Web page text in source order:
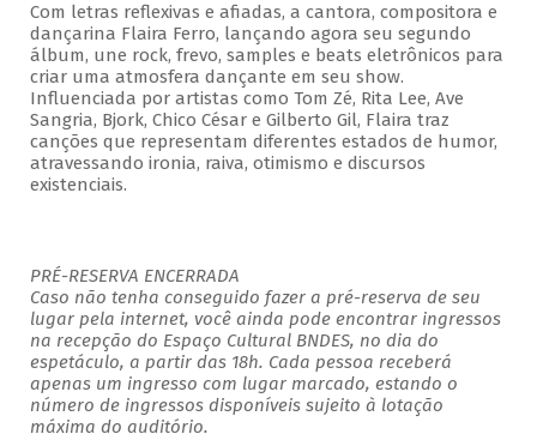
Com letras reflexivas e afiadas, a cantora, compositora e
dançarina Flaira Ferro, lançando agora seu segundo
álbum, une rock, frevo, samples e beats eletrônicos para
criar uma atmosfera dançante em seu show.
Influenciada por artistas como Tom Zé, Rita Lee, Ave
Sangria, Bjork, Chico César e Gilberto Gil, Flaira traz
canções que representam diferentes estados de humor,
atravessando ironia, raiva, otimismo e discursos
existenciais.
PRÉ-RESERVA ENCERRADA
Caso não tenha conseguido fazer a pré-reserva de seu
lugar pela internet, você ainda pode encontrar ingressos
na recepção do Espaço Cultural BNDES, no dia do
espetáculo, a partir das 18h. Cada pessoa receberá
apenas um ingresso com lugar marcado, estando o
número de ingressos disponíveis sujeito à lotação
máxima do auditório.